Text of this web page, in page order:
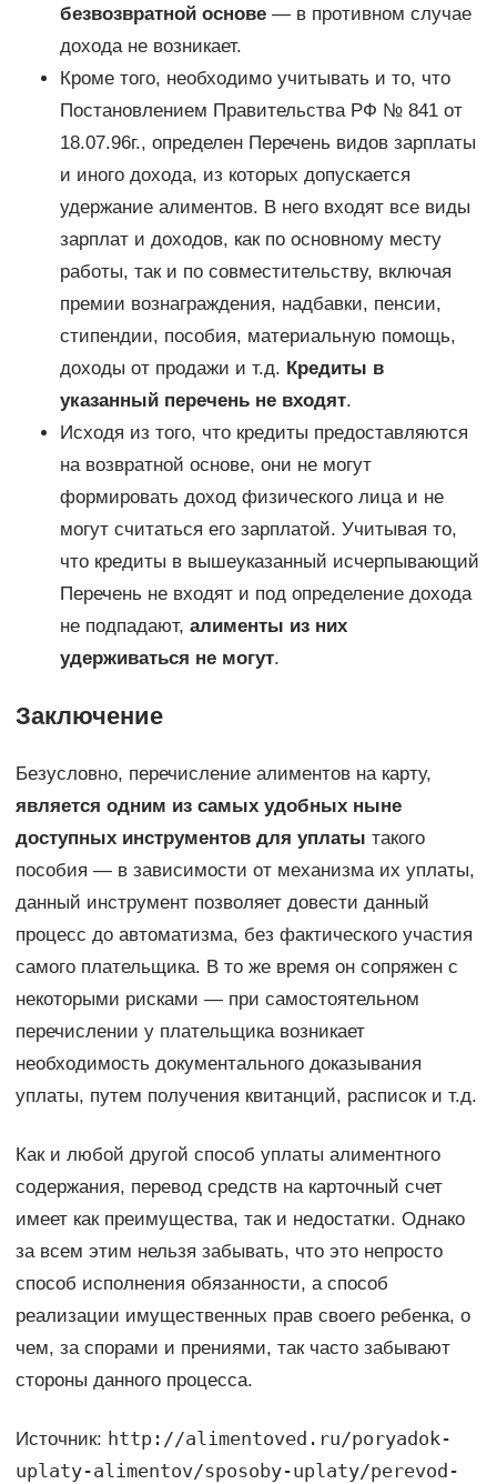
безвозвратной основе— в противном случае
дохода не возникает.
Кроме того, необходимо учитывать и то, что
Постановлением Правительства РФ № 841 от
18.07.96г., определен Перечень видов зарплаты
и иного дохода, из которых допускается
удержание алиментов. В него входят все виды
зарплат и доходов, как по основному месту
работы, так и по совместительству, включая
премии вознаграждения, надбавки, пенсии,
стипендии, пособия, материальную помощь,
доходы от продажи и т.д. Кредиты в
указанный перечень не входят.
Исходя из того, что кредиты предоставляются
на возвратной основе, они не могут
формировать доход физического лица и не
могут считаться его зарплатой. Учитывая то,
что кредиты в вышеуказанный исчерпывающий
Перечень не входят и под определение дохода
не подпадают, алименты из них
удерживаться не могут.
Заключение
Безусловно, перечисление алиментов на карту,
является одним из самых удобных ныне
доступных инструментов для уплаты такого
пособия — в зависимости от механизма их уплаты,
данный инструмент позволяет довести данный
процесс до автоматизма, без фактического участия
самого плательщика. В то же время он сопряжен с
некоторыми рисками — при самостоятельном
перечислении у плательщика возникает
необходимость документального доказывания
уплаты, путем получения квитанций, расписок и т.д.
Как и любой другой способ уплаты алиментного
содержания, перевод средств на карточный счет
имеет как преимущества, так и недостатки. Однако
за всем этим нельзя забывать, что это непросто
способ исполнения обязанности, а способ
реализации имущественных прав своего ребенка, о
чем, за спорами и прениями, так часто забывают
стороны данного процесса.
Источник: http://alimentoved.ru/poryadok-
uplaty-alimentov/sposoby-uplaty/perevod-